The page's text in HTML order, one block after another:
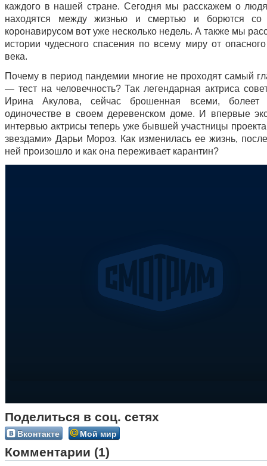
каждого в нашей стране. Сегодня мы расскажем о
находятся между жизнью и смертью и борются со
коронавирусом вот уже несколько недель. А также мы
истории чудесного спасения по всему миру от
века.
Почему в период пандемии многие не проходят самый
— тест на человечность? Так легендарная актриса
Ирина Акулова, сейчас брошенная всеми,
одиночестве в своем деревенском доме. И впервые
интервью актрисы теперь уже бывшей участницы
звездами» Дарьи Мороз. Как изменилась ее жизнь,
ней произошло и как она переживает карантин?
Поделиться в соц. сетях
Вконтакте Мой мир
Комментарии (1)